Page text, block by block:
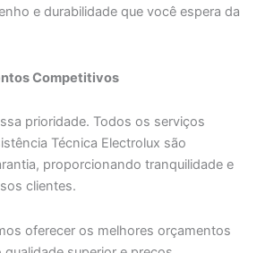
e durabilidade que você espera da
Competitivos
prioridade. Todos os serviços
Técnica Electrolux são
proporcionando tranquilidade e
clientes.
oferecer os melhores orçamentos